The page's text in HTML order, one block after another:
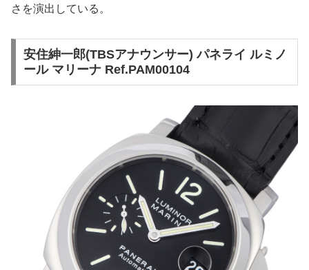
さを演出している。
安住紳一郎(TBSアナウンサー) パネライ ルミノ
ール マリーナ Ref.PAM00104